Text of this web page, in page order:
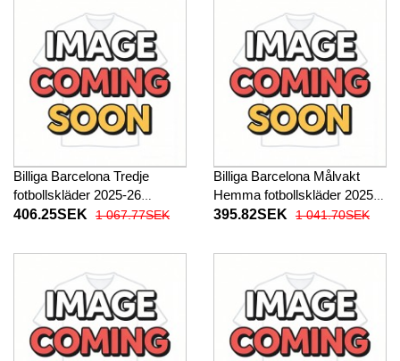
Billiga Barcelona Tredje
fotbollskläder 2025-26
Långärmad
406.25SEK 1 067.77SEK
Billiga Barcelona Målvakt
Hemma fotbollskläder 2025-
26 Kortärmad
395.82SEK 1 041.70SEK